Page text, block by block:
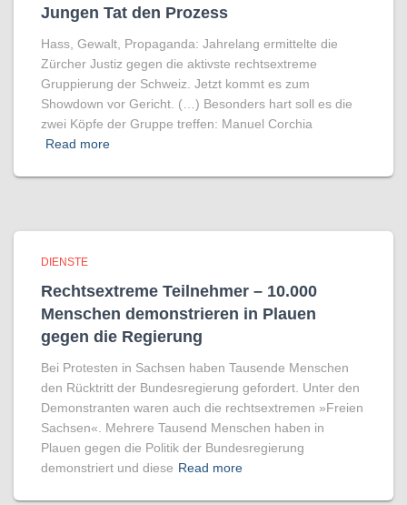
Jungen Tat den Prozess
Hass, Gewalt, Propaganda: Jahrelang ermittelte die
Zürcher Justiz gegen die aktivste rechtsextreme
Gruppierung der Schweiz. Jetzt kommt es zum
Showdown vor Gericht. (…) Besonders hart soll es die
zwei Köpfe der Gruppe treffen: Manuel Corchia
Read more
DIENSTE
Rechtsextreme Teilnehmer – 10.000
Menschen demonstrieren in Plauen
gegen die Regierung
Bei Protesten in Sachsen haben Tausende Menschen
den Rücktritt der Bundesregierung gefordert. Unter den
Demonstranten waren auch die rechtsextremen »Freien
Sachsen«. Mehrere Tausend Menschen haben in
Plauen gegen die Politik der Bundesregierung
demonstriert und diese Read more